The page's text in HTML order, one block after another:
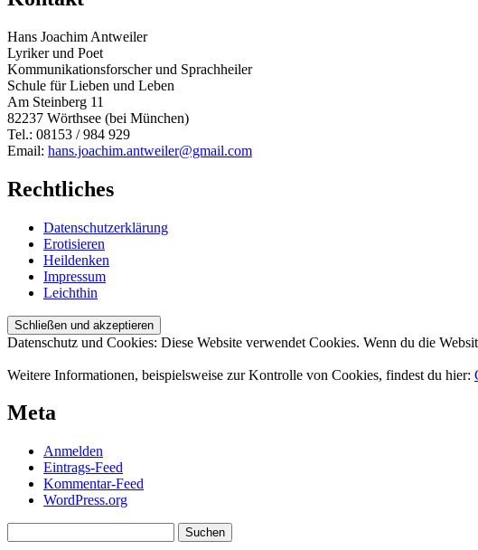
Hans Joachim Antweiler
Lyriker und Poet
Kommunikationsforscher und Sprachheiler
Schule für Lieben und Leben
Am Steinberg 11
82237 Wörthsee (bei München)
Tel.: 08153 / 984 929
Email: hans.joachim.antweiler@gmail.com
Rechtliches
Datenschutzerklärung
Erotisieren
Heildenken
Impressum
Leichthin
Datenschutz und Cookies: Diese Website verwendet Cookies. Wenn du die
Weitere Informationen, beispielsweise zur Kontrolle von Cookies, findest du hier:
Meta
Anmelden
Eintrags-Feed
Kommentar-Feed
WordPress.org
nach: